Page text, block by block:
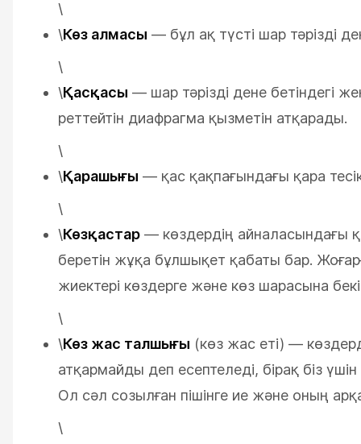
\
\Көз алмасы — бұл ақ түсті шар тәрізді
\
\Қасқасы — шар тәрізді дене бетіндегі
реттейтін диафрагма қызметін атқарады.
\
\Қарашығы — қас қақпағындағы қара
\
\Көзқастар — көздердің айналасындағы
беретін жұқа бұлшықет қабаты бар.
жиектері көздерге және көз шарасына
\
\Көз жас талшығы (көз жас еті) —
атқармайды деп есептеледі, бірақ біз
Ол сәл созылған пішінге ие және оның
\